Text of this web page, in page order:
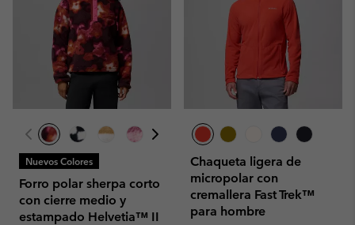
Nuevos Colores
Forro polar sherpa corto
con cierre medio y
estampado Helvetia™ II
Chaqueta ligera de
micropolar con
cremallera Fast Trek™
para hombre